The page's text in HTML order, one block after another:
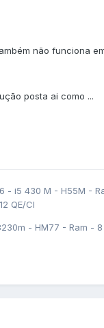
não funciona
posta ai como ...
- i5 430 M - H55M -
QE/CI
- HM77 - Ram -